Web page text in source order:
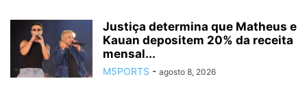
Justiça determina que Matheus e
Kauan depositem 20% da receita
mensal...
M5PORTS - agosto 8, 2026